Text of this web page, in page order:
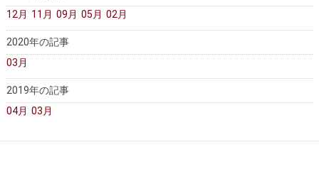
12月 11月 09月 05月 02月
2020年の記事
03月
2019年の記事
04月 03月